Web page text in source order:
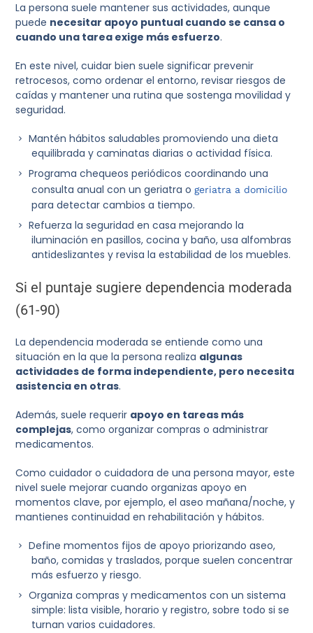
La persona suele mantener sus actividades, aunque
puede necesitar apoyo puntual cuando se cansa o
cuando una tarea exige más esfuerzo.
En este nivel, cuidar bien suele significar prevenir
retrocesos, como ordenar el entorno, revisar riesgos de
caídas y mantener una rutina que sostenga movilidad y
seguridad.
Mantén hábitos saludables promoviendo una dieta
equilibrada y caminatas diarias o actividad física.
Programa chequeos periódicos coordinando una
consulta anual con un geriatra ogeriatra a domicilio
para detectar cambios a tiempo.
Refuerza la seguridad en casa mejorando la
iluminación en pasillos, cocina y baño, usa alfombras
antideslizantes y revisa la estabilidad de los muebles.
Si el puntaje sugiere dependencia moderada
(61-90)
La dependencia moderada se entiende como una
situación en la que la persona realiza algunas
actividades de forma independiente, pero necesita
asistencia en otras.
Además, suele requerir apoyo en tareas más
complejas, como organizar compras o administrar
medicamentos.
Como cuidador o cuidadora de una persona mayor, este
nivel suele mejorar cuando organizas apoyo en
momentos clave, por ejemplo, el aseo mañana/noche, y
mantienes continuidad en rehabilitación y hábitos.
Define momentos fijos de apoyo priorizando aseo,
baño, comidas y traslados, porque suelen concentrar
más esfuerzo y riesgo.
Organiza compras y medicamentos con un sistema
simple: lista visible, horario y registro, sobre todo si se
turnan varios cuidadores.